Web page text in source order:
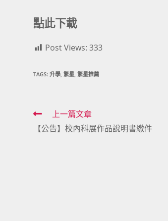
點此下載
Post Views: 333
TAGS:升學, 繁星, 繁星推薦
Read
more
上一篇文章
【公告】校內科展作品說明書繳件